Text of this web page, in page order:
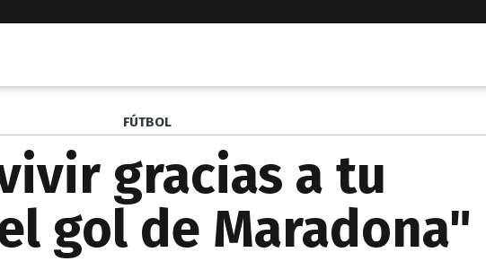
FÚTBOL
gracias a tu
gol de Maradona"